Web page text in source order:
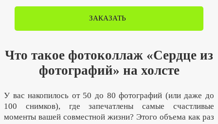
ЗАКАЗАТЬ
Что такое фотоколлаж «Сердце из
фотографий» на холсте
У вас накопилось от 50 до 80 фотографий (или даже до
100 снимков), где запечатлены самые счастливые
моменты вашей совместной жизни? Этого объема как раз